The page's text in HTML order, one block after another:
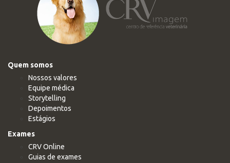
Quem somos
Nossos valores
Equipe médica
Storytelling
Depoimentos
Estágios
Exames
CRV Online
Guias de exames